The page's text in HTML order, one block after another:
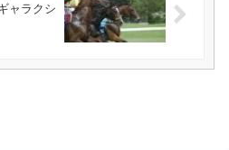
ャラクシ